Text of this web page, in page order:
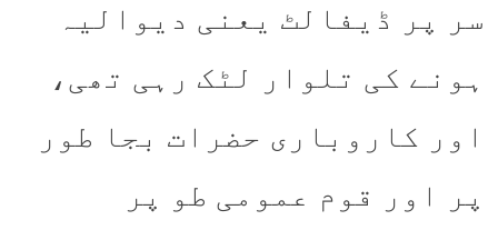
سر پر ڈیفالٹ یعنی دیوالیہ
ہونے کی تلوار لٹک رہی تھی،
اور کاروباری حضرات بجا طور
پر اور قوم عمومی طو پر